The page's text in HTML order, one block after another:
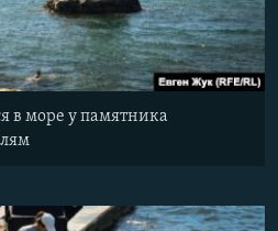
в море у памятника